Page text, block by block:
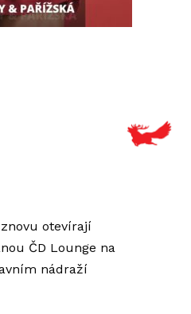
otevírají
ČD Lounge na
nádraží